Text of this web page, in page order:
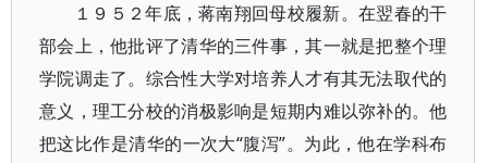
１９５２年底，蒋南翔回母校履新。在翌春的干
部会上，他批评了清华的三件事，其一就是把整个理
学院调走了。综合性大学对培养人才有其无法取代的
意义，理工分校的消极影响是短期内难以弥补的。他
把这比作是清华的一次大“腹泻”。为此，他在学科布